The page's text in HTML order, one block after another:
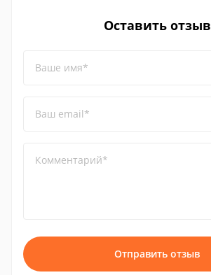
Оставить отзыв
Ваше имя*
Ваш email*
Комментарий*
Отправить отзыв